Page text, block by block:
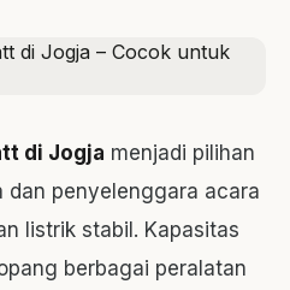
di Jogja menjadi pilihan
dan penyelenggara acara
listrik stabil. Kapasitas
berbagai peralatan